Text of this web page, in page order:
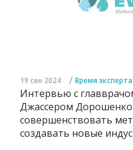
19 сен 2024 / Время эксперта
Интервью с
Джассером
совершенствовать
создавать новые